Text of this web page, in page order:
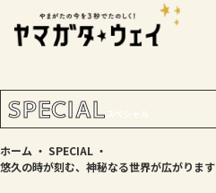
SPECIAL スペシャル
ホーム ・ SPECIAL ・
悠久の時が刻む、神秘なる世界が広がります